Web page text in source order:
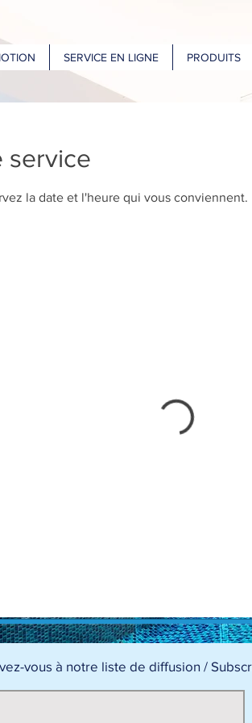
SERVICE EN LIGNE PRODUITS
service
la date et l'heure qui vous conviennent.
vous à notre liste de diffusion /